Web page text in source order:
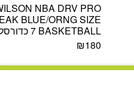
NBA DRV PRO
BLUE/ORNG SIZE
7 BASKETBALL כדורסל וילסון
₪180